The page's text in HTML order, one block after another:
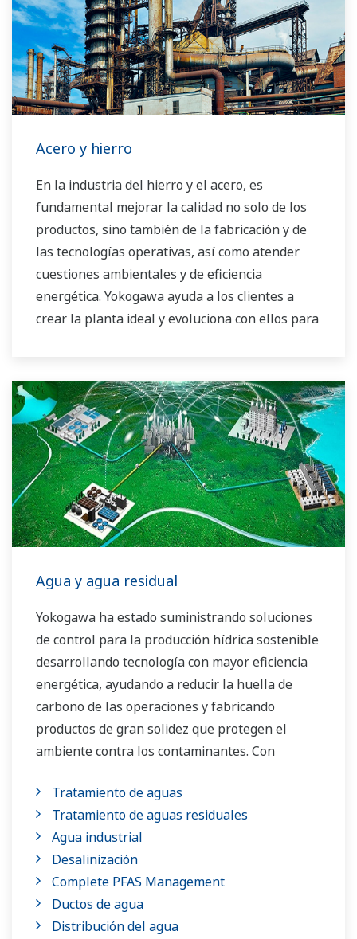
Acero y hierro
En la industria del hierro y el acero, es
fundamental mejorar la calidad no solo de los
productos, sino también de la fabricación y de
las tecnologías operativas, así como atender
cuestiones ambientales y de eficiencia
energética. Yokogawa ayuda a los clientes a
crear la planta ideal y evoluciona con ellos para
Agua y agua residual
Yokogawa ha estado suministrando soluciones
de control para la producción hídrica sostenible
desarrollando tecnología con mayor eficiencia
energética, ayudando a reducir la huella de
carbono de las operaciones y fabricando
productos de gran solidez que protegen el
ambiente contra los contaminantes. Con
conocimientos de las aplicaciones, trabajamos
con usted para proveer soluciones hídricas
sostenibles que impulsen su negocio y
agreguen alto valor a lo largo del ciclo de vida
de la planta. Nuestra tecnología y nuestros
productos mejoran el desempeño de las
plantas y garantiza que puedan operar
Tratamiento de aguas
Tratamiento de aguas residuales
Agua industrial
Desalinización
Complete PFAS Management
Ductos de agua
Distribución del agua